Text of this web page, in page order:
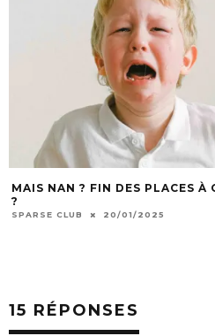
2 PLACES À GAGNER
DISCO BOULE + DJ
CAVE À MUSIQUE À
15 RÉPONSES